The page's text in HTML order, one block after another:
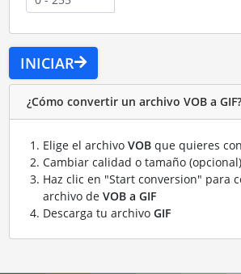
INICIAR
¿Cómo convertir un archivo VOB a GIF?
Elige el archivo VOBque quieres
Cambiar calidad o tamaño (opcional)
Haz clic en "Start conversion" para
archivo de VOB a GIF
Descarga tu archivo GIF